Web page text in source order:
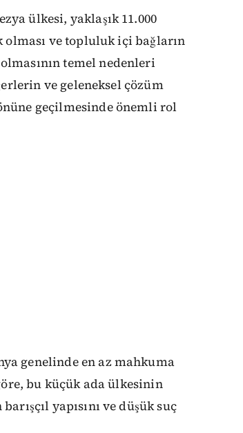
ülkesi, yaklaşık 11.000
ve topluluk içi bağların
temel nedenleri
ve geleneksel çözüm
geçilmesinde önemli rol
genelinde en az mahkuma
bu küçük ada ülkesinin
yapısını ve düşük suç